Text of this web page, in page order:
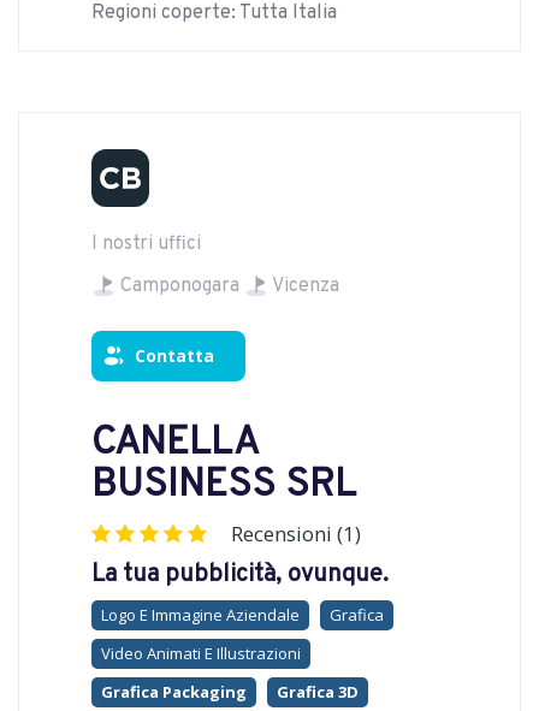
Regioni coperte: Tutta Italia
I nostri uffici
Camponogara
Vicenza
Contatta
CANELLA
BUSINESS SRL
Recensioni (1)
La tua pubblicità, ovunque.
Logo E Immagine Aziendale
Grafica
Video Animati E Illustrazioni
Grafica Packaging
Grafica 3D